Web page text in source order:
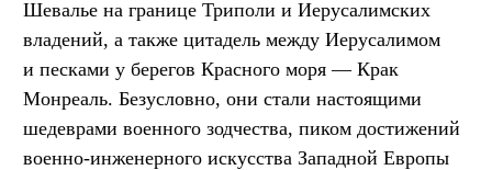
Шевалье на границе Триполи и Иерусалимских
владений, а также цитадель между Иерусалимом
и песками у берегов Красного моря — Крак
Монреаль. Безусловно, они стали настоящими
шедеврами военного зодчества, пиком достижений
военно-инженерного искусства Западной Европы